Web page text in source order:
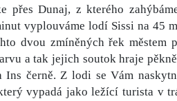
přes Dunaj, z kterého
vyplouváme lodí Sissi na 45
dvou zmíněných řek
a tak jejich soutok hraje
Ins černě. Z lodi se Vám
vypadá jako ležící turista v